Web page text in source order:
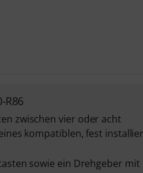
R86
zwischen vier oder acht
kompatiblen, fest
sowie ein Drehgeber mit